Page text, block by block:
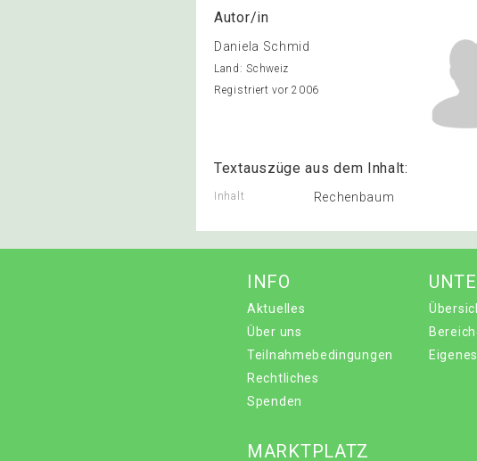
Autor/in
Daniela Schmid
Land: Schweiz
Registriert vor 2006
Textauszüge aus dem Inhalt:
Inhalt Rechenbaum
INFO
Aktuelles
Über uns
Teilnahmebedingungen
Rechtliches
Spenden
MARKTPLATZ